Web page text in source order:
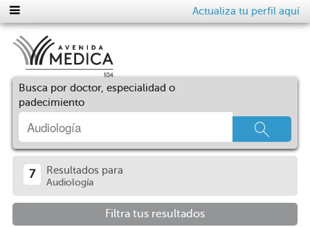
Actualiza tu perfil aquí
Busca por doctor, especialidad o
padecimiento
7 Resultados para
Audiología
Filtra tus resultados